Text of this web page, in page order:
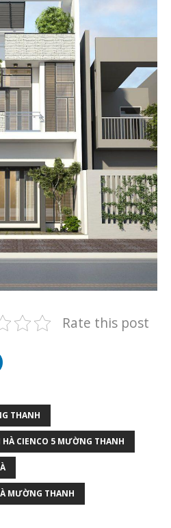
Rate this post
THANH
CIENCO 5 MƯỜNG THANH
MƯỜNG THANH